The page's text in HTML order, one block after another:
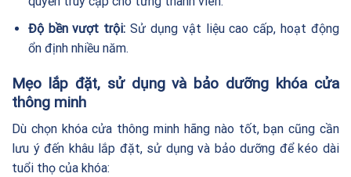
Độ bền vượt trội: Sử dụng vật liệu cao cấp, hoạt động
ổn định nhiều năm.
Mẹo lắp đặt, sử dụng và bảo dưỡng khóa cửa
thông minh
Dù chọn khóa cửa thông minh hãng nào tốt, bạn cũng cần
lưu ý đến khâu lắp đặt, sử dụng và bảo dưỡng để kéo dài
tuổi thọ của khóa: